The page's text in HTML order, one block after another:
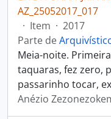
AZ_25052017_017
· Item · 2017
Parte de
Meia-noite.
taquaras, fez zero,
passarinho tocar,
Anézio